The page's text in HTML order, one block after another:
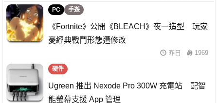
PC 手遊
《Fortnite》公開《BLEACH》夜一造型 玩家
憂經典戰鬥形態遭修改
昨日 1969
硬件
Ugreen 推出 Nexode Pro 300W 充電站 配智
能螢幕支援 App 管理